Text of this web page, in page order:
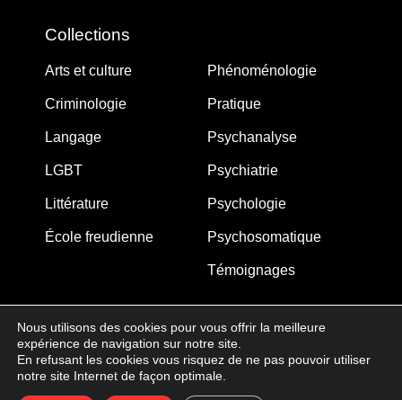
Collections
Arts et culture
Criminologie
Langage
LGBT
Littérature
École freudienne
Phénoménologie
Pratique
Psychanalyse
Psychiatrie
Psychologie
Psychosomatique
Témoignages
MJW-FEDITION.COM © 2005-2025 – La Gouberdière
14710 Saint-Martin de Blagny
Nous utilisons des cookies pour vous offrir la meilleure
expérience de navigation sur notre site.
En refusant les cookies vous risquez de ne pas pouvoir utiliser
notre site Internet de façon optimale.